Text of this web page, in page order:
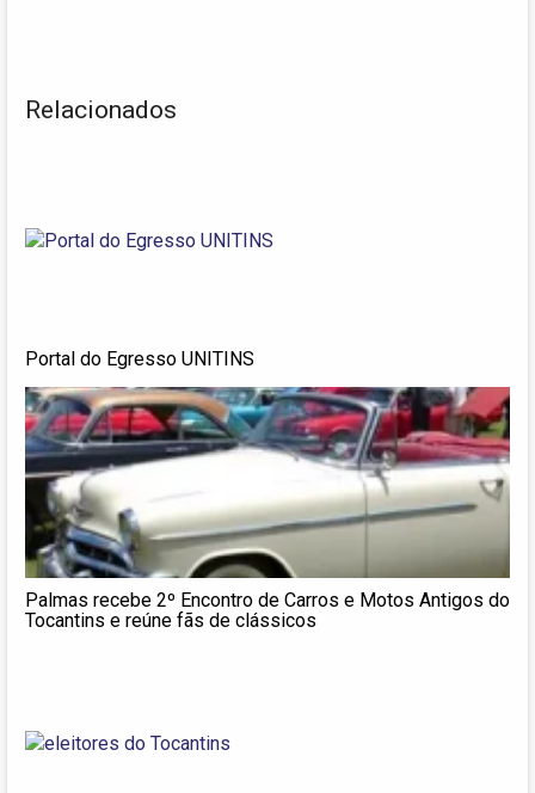
Relacionados
Portal do Egresso UNITINS
Palmas recebe 2º Encontro de Carros e Motos Antigos do
Tocantins e reúne fãs de clássicos